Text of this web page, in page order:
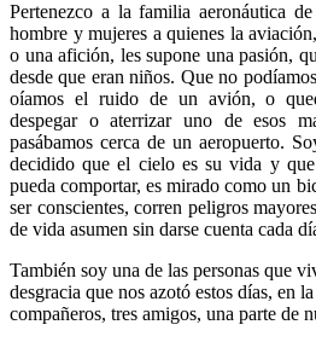
Pertenezco a la familia aeronáutica
hombre y mujeres a quienes la
o una afición, les supone una pasión,
desde que eran niños. Que no
oíamos el ruido de un avión, o
despegar o aterrizar uno de esos
pasábamos cerca de un aeropuerto.
decidido que el cielo es su vida y
pueda comportar, es mirado como un
ser conscientes, corren peligros
de vida asumen sin darse cuenta cada
También soy una de las personas que
desgracia que nos azotó estos días, en
compañeros, tres amigos, una parte de